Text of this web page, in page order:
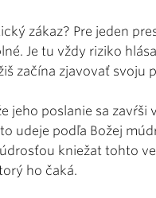
zákaz? Pre jeden
Je tu vždy riziko
začína zjavovať svoju
jeho poslanie sa
to udeje podľa Božej
kniežat tohto
ho čaká.